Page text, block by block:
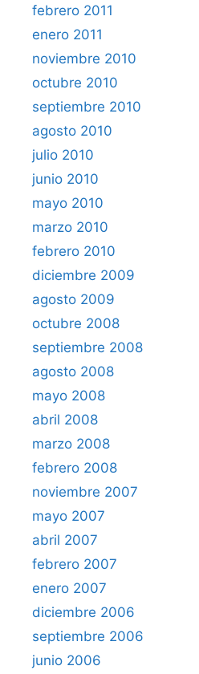
febrero 2011
enero 2011
noviembre 2010
octubre 2010
septiembre 2010
agosto 2010
julio 2010
junio 2010
mayo 2010
marzo 2010
febrero 2010
diciembre 2009
agosto 2009
octubre 2008
septiembre 2008
agosto 2008
mayo 2008
abril 2008
marzo 2008
febrero 2008
noviembre 2007
mayo 2007
abril 2007
febrero 2007
enero 2007
diciembre 2006
septiembre 2006
junio 2006